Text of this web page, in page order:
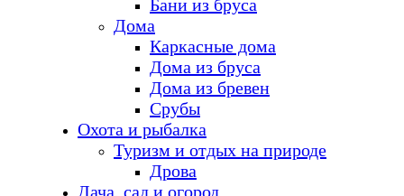
Бани из бруса
Дома
Каркасные дома
Дома из бруса
Дома из бревен
Срубы
Охота и рыбалка
Туризм и отдых на природе
Дрова
Дача, сад и огород